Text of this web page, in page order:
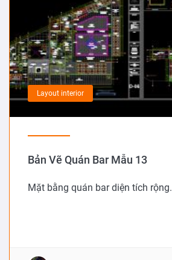
Layout interior
Bản Vẽ Quán Bar Mẫu 13
Mặt bằng quán bar diện tích rộng.